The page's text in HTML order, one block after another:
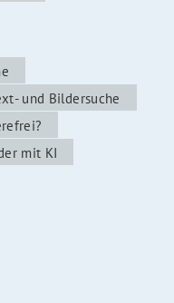
und Bildersuche
mit KI